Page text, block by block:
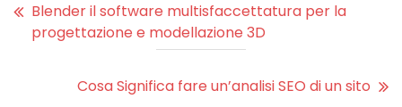
Blender il software multisfaccettatura per la
progettazione e modellazione 3D
Cosa Significa fare un’analisi SEO di un sito